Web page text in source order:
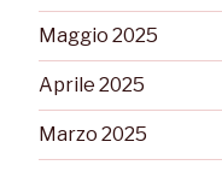
Maggio 2025
Aprile 2025
Marzo 2025